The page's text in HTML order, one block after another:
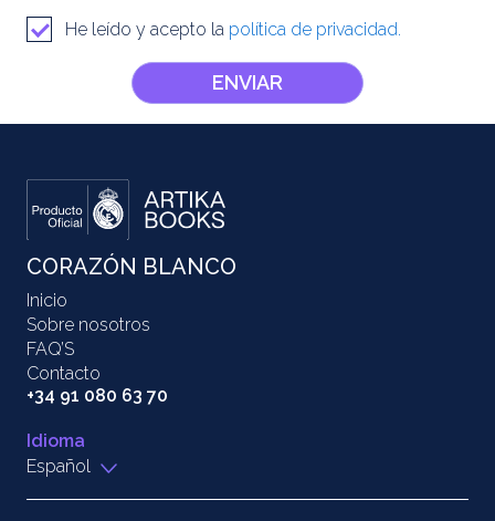
He leído y acepto la política de privacidad.
ENVIAR
CORAZÓN BLANCO
Inicio
Sobre nosotros
FAQ’S
Contacto
+34 91 080 63 70
Idioma
Español